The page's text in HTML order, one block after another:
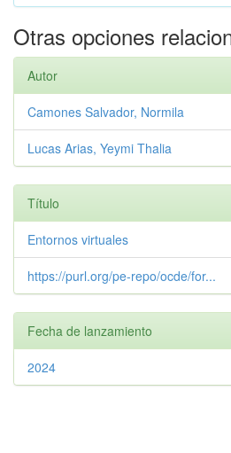
Otras opciones
Autor
Camones Salvador, Normila
Lucas Arias, Yeymi Thalia
Título
Entornos virtuales
https://purl.org/pe-repo/ocde/for...
Fecha de lanzamiento
2024